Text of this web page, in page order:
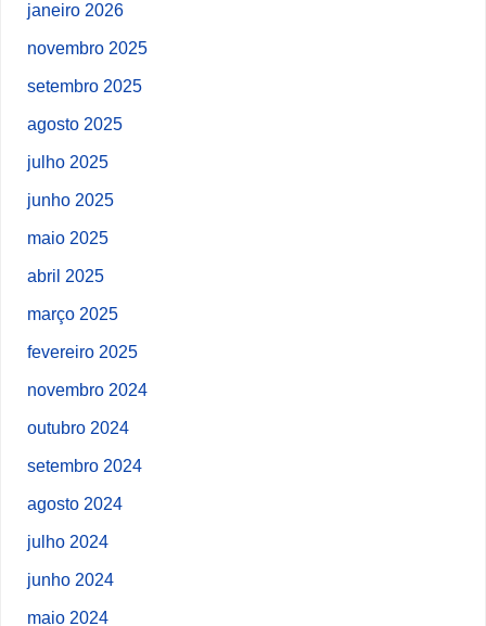
janeiro 2026
novembro 2025
setembro 2025
agosto 2025
julho 2025
junho 2025
maio 2025
abril 2025
março 2025
fevereiro 2025
novembro 2024
outubro 2024
setembro 2024
agosto 2024
julho 2024
junho 2024
maio 2024